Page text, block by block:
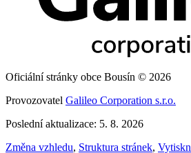
Oficiální stránky obce Bousín © 2026
Provozovatel Galileo Corporation s.r.o.
Poslední aktualizace: 5. 8. 2026
Změna vzhledu, Struktura stránek,